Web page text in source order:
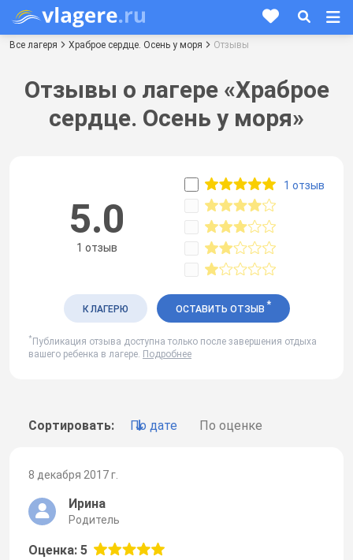
Все лагеря Храброе сердце. Осень у моря Отзывы
Отзывы о лагере «Храброе
сердце. Осень у моря»
Сортировать: По дате По оценке
8 декабря 2017 г.
Ирина
Родитель
Оценка: 5
5.0
1 отзыв
1 отзыв
К ЛАГЕРЮ ОСТАВИТЬ ОТЗЫВ *
* Публикация отзыва доступна только после завершения отдыха
вашего ребенка в лагере. Подробнее